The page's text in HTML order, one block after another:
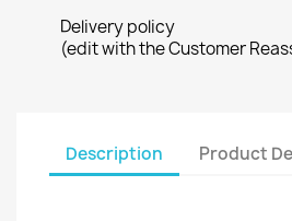
Delivery policy
(edit with the Customer
Description Product